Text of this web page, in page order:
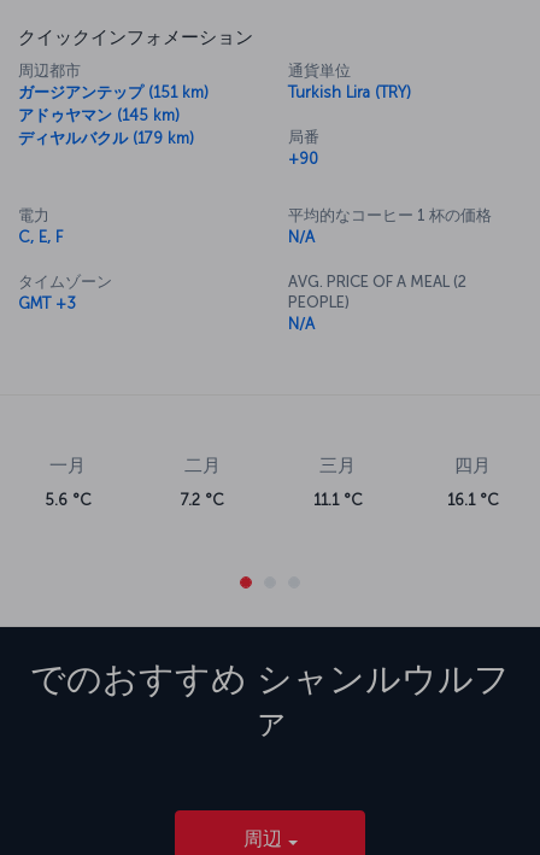
クイックインフォメーション
周辺都市
ガージアンテップ (151 km)
アドゥヤマン (145 km)
ディヤルバクル (179 km)
通貨単位
Turkish Lira (TRY)
局番
+90
電力
C, E, F
タイムゾーン
GMT +3
平均的なコーヒー 1 杯の価格
N/A
AVG. PRICE OF A MEAL (2
PEOPLE)
N/A
一月
5.6 °C
二月
7.2 °C
三月
11.1 °C
四月
16.1 °C
でのおすすめ シャンルウルフ
ァ
周辺